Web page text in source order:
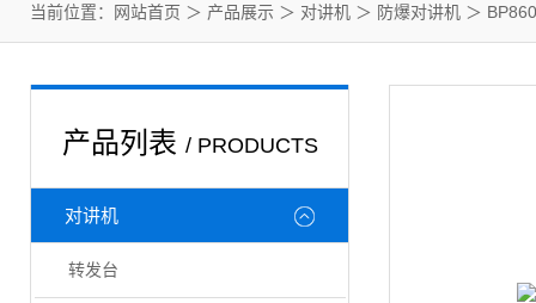
当前位置： 网站首页 ＞ 产品展示 ＞ 对讲机 ＞ 防爆对讲机 ＞
产品列表 / PRODUCTS
对讲机
转发台